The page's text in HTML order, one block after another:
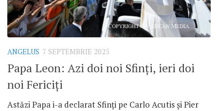
ANGELUS 7 SEPTEMBRIE 2025
Papa Leon: Azi doi noi Sfinți, ieri doi
noi Fericiți
Astăzi Papa i-a declarat Sfinți pe Carlo Acutis și Pier